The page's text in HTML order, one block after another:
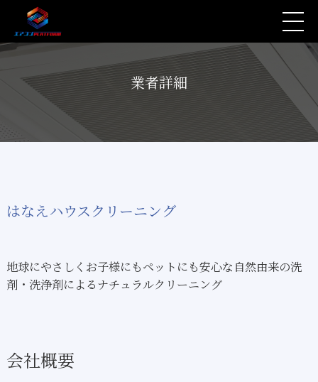
業者詳細
はなえハウスクリーニング
地球にやさしくお子様にもペットにも安心な自然由来の洗
剤・洗浄剤によるナチュラルクリーニング
会社概要